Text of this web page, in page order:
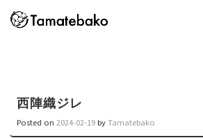
西陣織ジレ
Posted on 2024-02-19 byTamatebako